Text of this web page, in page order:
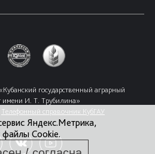
государственный аграрный
имени И. Т. Трубилина»
Телефонный справочник КубГАУ
Яндекс.Метрика,
файлы Cookie.